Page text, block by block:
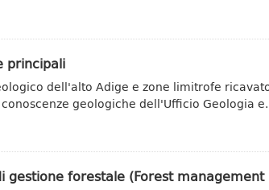
principali
dell'alto Adige e zone limitrofe
geologiche dell'Ufficio Geologia
gestione forestale (Forest